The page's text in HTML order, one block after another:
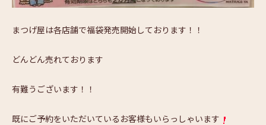
まつげ屋は各店舗で福袋発売開始しております！！
どんどん売れております
有難うございます！！
既にご予約をいただいているお客様もいらっしゃいます